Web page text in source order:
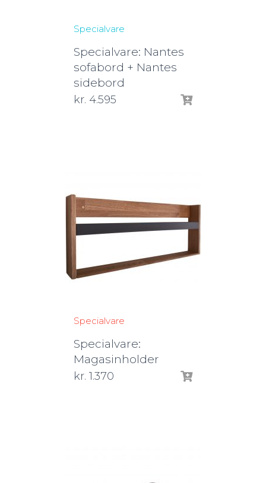
Specialvare
Specialvare: Nantes
sofabord + Nantes
sidebord
kr. 4.595
Specialvare
Specialvare:
Magasinholder
kr. 1.370